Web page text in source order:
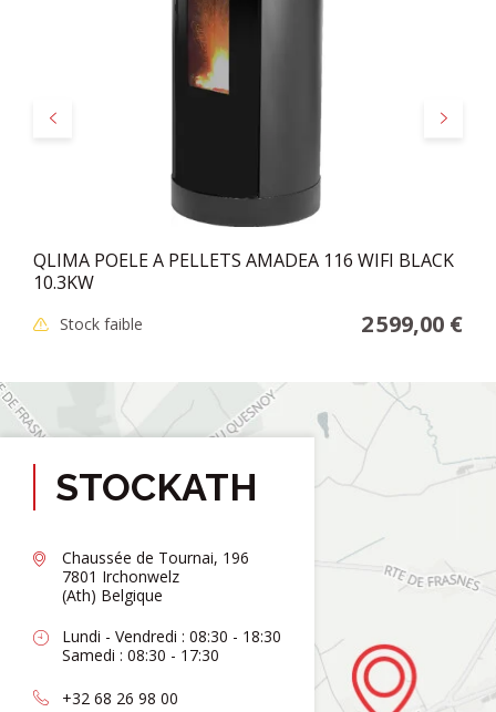
Précédent Suivant
QLIMA POELE A PELLETS AMADEA 116 WIFI BLACK
10.3KW
Stock faible 2 599,00 €
STOCKATH
Chaussée de Tournai, 196
7801 Irchonwelz
(Ath) Belgique
Lundi - Vendredi : 08:30 - 18:30
Samedi : 08:30 - 17:30
+32 68 26 98 00